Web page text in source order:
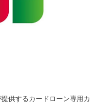
供するカードローン専用カ